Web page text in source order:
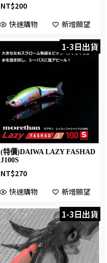
NT$200
快速購物
新增願望
1-3日出貨
(特價)DAIWA LAZY FASHAD
J100S
NT$270
快速購物
新增願望
1-3日出貨